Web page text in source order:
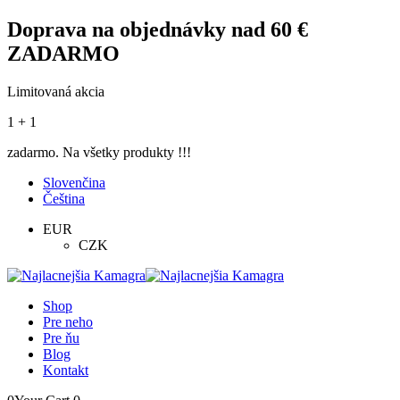
Doprava na objednávky nad 60 €
ZADARMO
Limitovaná akcia
1 + 1
zadarmo. Na všetky produkty !!!
Slovenčina
Čeština
EUR
CZK
Shop
Pre neho
Pre ňu
Blog
Kontakt